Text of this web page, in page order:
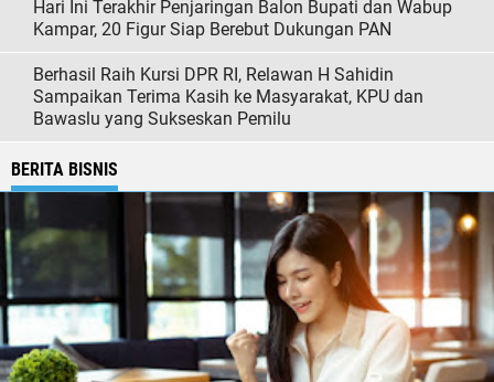
Hari Ini Terakhir Penjaringan Balon Bupati dan Wabup
Kampar, 20 Figur Siap Berebut Dukungan PAN
Berhasil Raih Kursi DPR RI, Relawan H Sahidin
Sampaikan Terima Kasih ke Masyarakat, KPU dan
Bawaslu yang Sukseskan Pemilu
BERITA BISNIS